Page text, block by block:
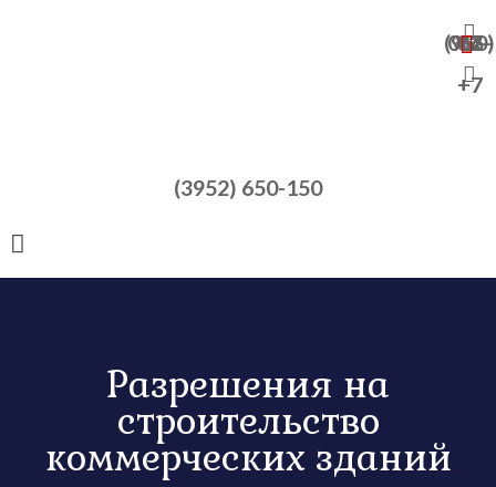
+7 (950) 065-47-82
+7
(3952) 650-150
Разрешения на
строительство
коммерческих зданий